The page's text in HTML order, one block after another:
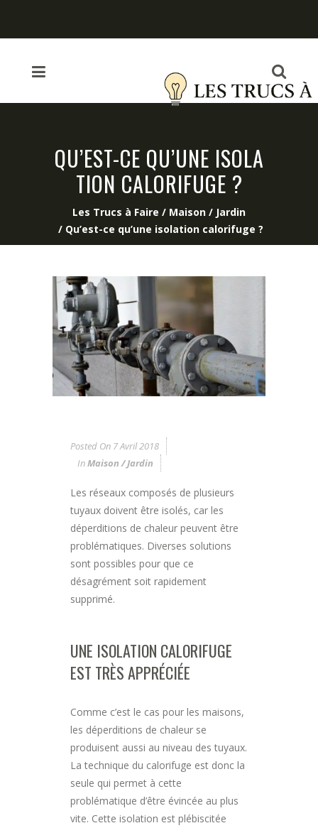
QU’EST-CE QU’UNE ISOLA
TION CALORIFUGE ?
Les Trucs à Faire / Maison / Jardin
/ Qu’est-ce qu’une isolation calorifuge ?
Posted On 7 Avril 2018
InMaison / Jardin
Les réseaux composés de plusieurs
tuyaux doivent être isolés, car les
déperditions de chaleur peuvent être
problématiques. Diverses solutions
sont possibles pour que ce
désagrément soit rapidement
supprimé.
UNE ISOLATION CALORIFUGE
EST TRÈS APPRÉCIÉE
Comme c’est le cas pour les maisons,
les déperditions de chaleur se
produisent aussi au niveau des tuyaux.
La technique du calorifuge est donc la
seule qui permet à cette
problématique d’être évincée au plus
vite. Cette isolation est plébiscitée